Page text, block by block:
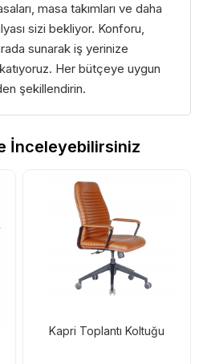
masa takımları ve daha
sizi bekliyor. Konforu,
sunarak iş yerinize
Her bütçeye uygun
şekillendirin.
İnceleyebilirsiniz
Kapri Toplantı Koltuğu